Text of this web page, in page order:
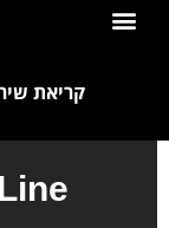
לתוכן
קריאת